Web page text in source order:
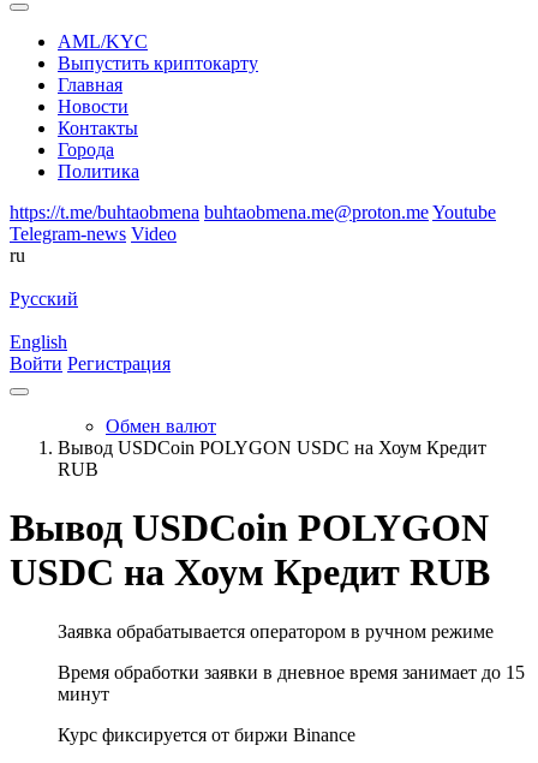
AML/KYC
Выпустить криптокарту
Главная
Новости
Контакты
Города
Политика
https://t.me/buhtaobmena buhtaobmena.me@proton.meYoutube
Telegram-news Video
ru
Русский
English
Войти Регистрация
Обмен валют
Вывод USDCoin POLYGON USDC на Хоум Кредит
RUB
Вывод USDCoin POLYGON
USDC на Хоум Кредит RUB
Заявка обрабатывается оператором в ручном режиме
Время обработки заявки в дневное время занимает до 15
минут
Курс фиксируется от биржи Binance